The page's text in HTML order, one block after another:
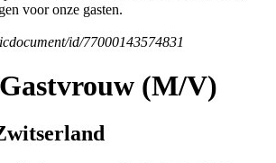
voor onze gasten.
(M/V)